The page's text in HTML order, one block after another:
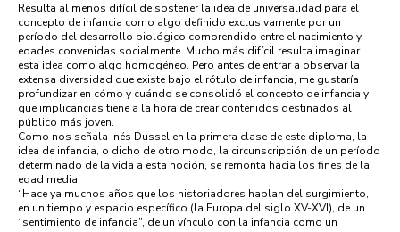
Resulta al menos difícil de sostener la idea de universalidad para el
concepto de infancia como algo definido exclusivamente por un
período del desarrollo biológico comprendido entre el nacimiento y
edades convenidas socialmente. Mucho más difícil resulta imaginar
esta idea como algo homogéneo. Pero antes de entrar a observar la
extensa diversidad que existe bajo el rótulo de infancia, me gustaría
profundizar en cómo y cuándo se consolidó el concepto de infancia y
que implicancias tiene a la hora de crear contenidos destinados al
público más joven.
Como nos señala Inés Dussel en la primera clase de este diploma, la
idea de infancia, o dicho de otro modo, la circunscripción de un período
determinado de la vida a esta noción, se remonta hacia los fines de la
edad media.
“Hace ya muchos años que los historiadores hablan del surgimiento,
en un tiempo y espacio específico (la Europa del siglo XV-XVI), de un
“sentimiento de infancia”, de un vínculo con la infancia como un